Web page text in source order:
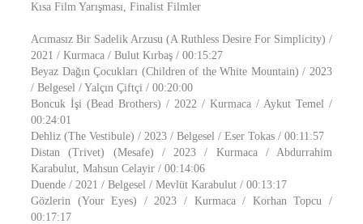
Kısa Film Yarışması, Finalist Filmler
Acımasız Bir Sadelik Arzusu (A Ruthless Desire For Simplicity) /
2021 / Kurmaca / Bulut Kırbaş / 00:15:27
Beyaz Dağın Çocukları (Children of the White Mountain) / 2023
/ Belgesel / Yalçın Çiftçi / 00:20:00
Boncuk İşi (Bead Brothers) / 2022 / Kurmaca / Aykut Temel /
00:24:01
Dehliz (The Vestibule) / 2023 / Belgesel / Eser Tokas / 00:11:57
Distan (Trivet) (Mesafe) / 2023 / Kurmaca / Abdurrahim
Karabulut, Mahsun Celayir / 00:14:06
Duende / 2021 / Belgesel / Mevlüt Karabulut / 00:13:17
Gözlerin (Your Eyes) / 2023 / Kurmaca / Korhan Topcu /
00:17:17